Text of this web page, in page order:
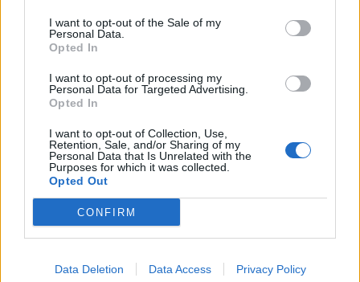
I want to opt-out of the Sale of my
Personal Data.
Opted In
I want to opt-out of processing my
Personal Data for Targeted Advertising.
Opted In
I want to opt-out of Collection, Use,
Retention, Sale, and/or Sharing of my
Personal Data that Is Unrelated with the
Purposes for which it was collected.
Opted Out
CONFIRM
Data Deletion Data Access Privacy Policy
AFFISSIONI E OOH
Altri articoli che potrebbero piacerti